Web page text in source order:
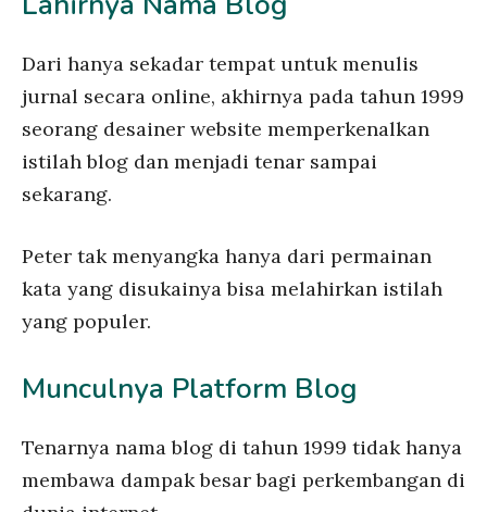
Dari hanya sekadar tempat untuk menulis
jurnal secara online, akhirnya pada tahun 1999
seorang desainer website memperkenalkan
istilah blog dan menjadi tenar sampai
sekarang.
Peter tak menyangka hanya dari permainan
kata yang disukainya bisa melahirkan istilah
yang populer.
Munculnya Platform Blog
Tenarnya nama blog di tahun 1999 tidak hanya
membawa dampak besar bagi perkembangan di